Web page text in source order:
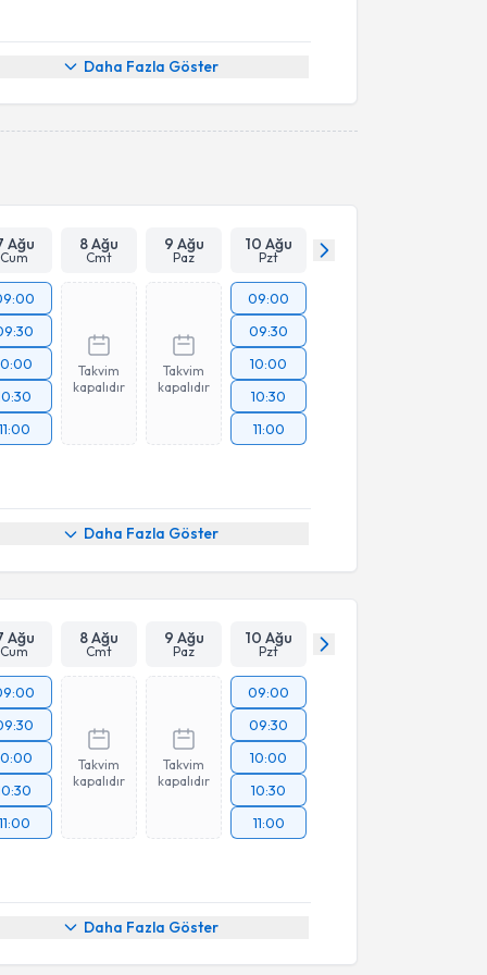
Daha Fazla Göster
Ağu
Cum
8 Ağu
Cmt
9 Ağu
Paz
10 Ağu
Pzt
Takvim
kapalıdır
Takvim
kapalıdır
09:00
09:30
10:00
10:30
11:00
Daha Fazla Göster
Ağu
Cum
8 Ağu
Cmt
9 Ağu
Paz
10 Ağu
Pzt
Takvim
kapalıdır
Takvim
kapalıdır
09:00
09:30
10:00
10:30
11:00
Daha Fazla Göster